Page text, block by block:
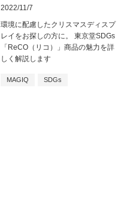
2022/11/7
環境に配慮したクリスマスディスプ
レイをお探しの方に。 東京堂SDGs
「ReCO（リコ）」商品の魅力を詳
しく解説します
MAGIQ SDGs